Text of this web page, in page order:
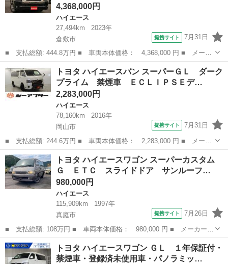
4,368,000円
ハイエース
27,494km
2023年
倉敷市
提携サイト 7月31日
■ 支払総額: 444.8万円 ■ 車両本体価格： 4,368,000 円 ■ メーカ
ー名： トヨタ ■ 車種名： ハイエースバン ■ グレード名： ス
ーパーＧＬ ダークプライムＩＩ スマートキー／社外ナビ／フルセ
グ／バッ...
岡山 倉敷市 ハイエース
トヨタ ハイエースバン スーパーＧＬ ダーク
プライム 禁煙車 ＥＣＬＩＰＳＥデ…
2,283,000円
ハイエース
78,160km
2016年
岡山市
提携サイト 7月31日
■ 支払総額: 244.6万円 ■ 車両本体価格： 2,283,000 円 ■ メーカ
ー名： トヨタ ■ 車種名： ハイエースバン ■ グレード名： ス
ーパーＧＬ ダークプライム 禁煙車 ＥＣＬＩＰＳＥディスプレイ
オーディ...
岡山 岡山市 ハイエース
トヨタ ハイエースワゴン スーパーカスタム
Ｇ ＥＴＣ スライドドア サンルーフ…
980,000円
ハイエース
115,909km
1997年
真庭市
提携サイト 7月26日
■ 支払総額: 108万円 ■ 車両本体価格： 980,000 円 ■ メーカー
名： トヨタ ■ 車種名： ハイエースワゴン ■ グレード名： ス
ーパーカスタムＧ ＥＴＣ スライドドア サンルーフ ３列シー
ト フルフラット...
岡山 真庭市 ハイエース
トヨタ ハイエースワゴン ＧＬ １年保証付・
禁煙車・登録済未使用車・パノラミッ…